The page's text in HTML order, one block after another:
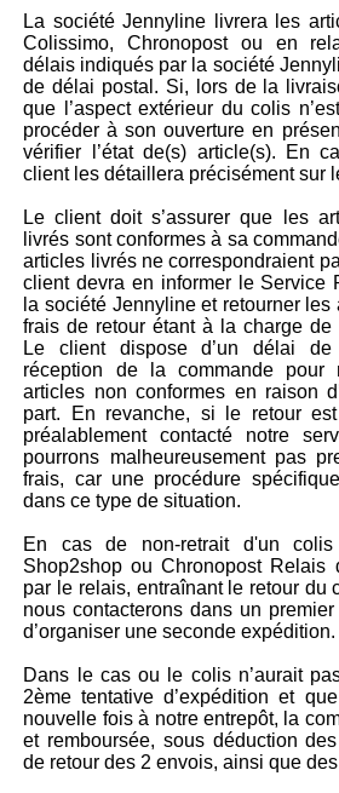
La société Jennyline livrera les
Colissimo, Chronopost ou en
délais indiqués par la société
de délai postal. Si, lors de la
que l’aspect extérieur du colis
procéder à son ouverture en
vérifier l’état de(s) article(s). En
client les détaillera précisément sur
Le client doit s’assurer que les
livrés sont conformes à sa
articles livrés ne correspondraient
client devra en informer le Service
la société Jennyline et retourner
frais de retour étant à la charge de
Le client dispose d’un délai
réception de la commande pour
articles non conformes en raison
part. En revanche, si le retour
préalablement contacté notre
pourrons malheureusement pas
frais, car une procédure
dans ce type de situation.
En cas de non-retrait d'un
Shop2shop ou Chronopost Relais
par le relais, entraînant le retour du
nous contacterons dans un
d’organiser une seconde expédition.
Dans le cas ou le colis n’aurait
2ème tentative d’expédition et
nouvelle fois à notre entrepôt, la
et remboursée, sous déduction
de retour des 2 envois, ainsi que